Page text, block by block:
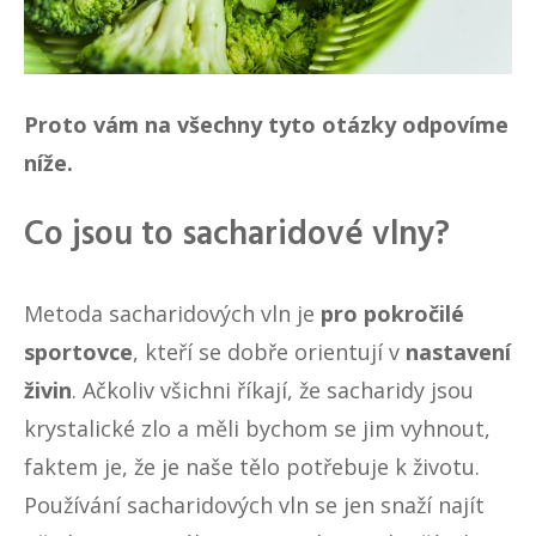
Proto vám na všechny tyto otázky odpovíme
níže.
Co jsou to sacharidové vlny?
Metoda sacharidových vln je pro pokročilé
sportovce, kteří se dobře orientují v nastavení
živin. Ačkoliv všichni říkají, že sacharidy jsou
krystalické zlo a měli bychom se jim vyhnout,
faktem je, že je naše tělo potřebuje k životu.
Používání sacharidových vln se jen snaží najít